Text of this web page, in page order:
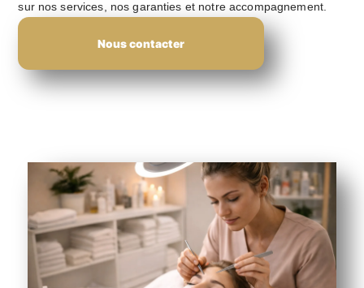
sur nos services, nos garanties et notre accompagnement.
Nous contacter